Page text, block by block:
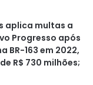
aplica multas a
Progresso após
BR-163 em 2022,
R$ 730 milhões;